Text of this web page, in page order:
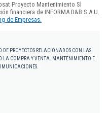
Proyecto Mantenimiento Sl
financiera de INFORMA D&B S.A.U.
de Empresas.
DE PROYECTOS RELACIONADOS CON LAS
LA COMPRA Y VENTA. MANTENIMIENTO E